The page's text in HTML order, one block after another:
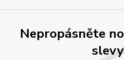
Nepropásněte